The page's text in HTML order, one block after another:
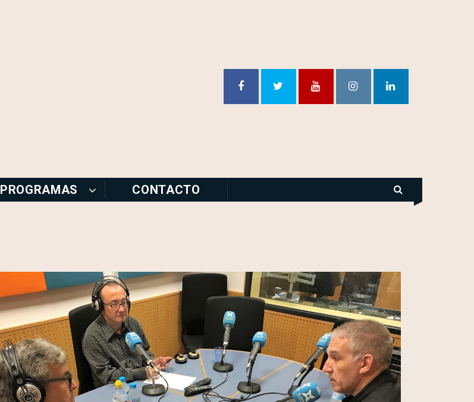
PROGRAMAS CONTACTO